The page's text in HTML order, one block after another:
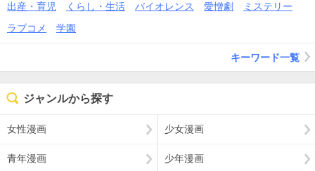
出産・育児 くらし・生活 バイオレンス 愛憎劇
ミステリー
ラブコメ
学園
キーワード一覧
ジャンルから探す
女性漫画 少女漫画
青年漫画 少年漫画